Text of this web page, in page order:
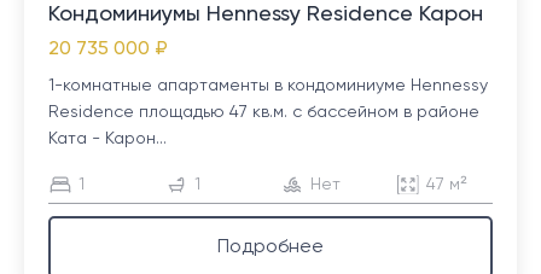
Кондоминиумы Hennessy Residence Карон
20 735 000 ₽
1-комнатные апартаменты в кондоминиуме Hennessy
Residence площадью 47 кв.м. с бассейном в районе
Ката - Карон...
1 1 Нет 47 м²
Подробнее